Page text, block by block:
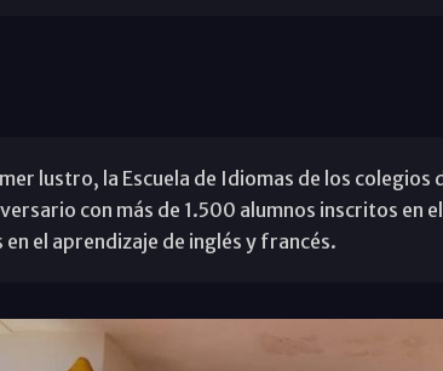
lustro, la Escuela de Idiomas de los
con más de 1.500 alumnos inscritos en
en el aprendizaje de inglés y francés.